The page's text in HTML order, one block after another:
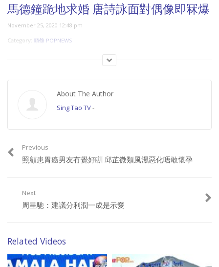
馬德鐘跪地求婚 唐詩詠面對偶像即冧爆
November 25, 2020 12:48 pm
Category: 頭條 POPNEWS
About The Author
Sing Tao TV-
Previous
照顧患胃癌男友冇覺好瞓 邱芷微類風濕惡化唔敢懷孕
Next
周星馳：建議分利潤一成是示愛
Related Videos